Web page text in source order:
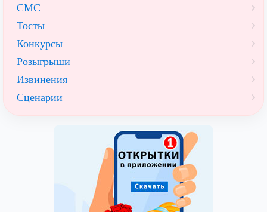
СМС
Тосты
Конкурсы
Розыгрыши
Извинения
Сценарии